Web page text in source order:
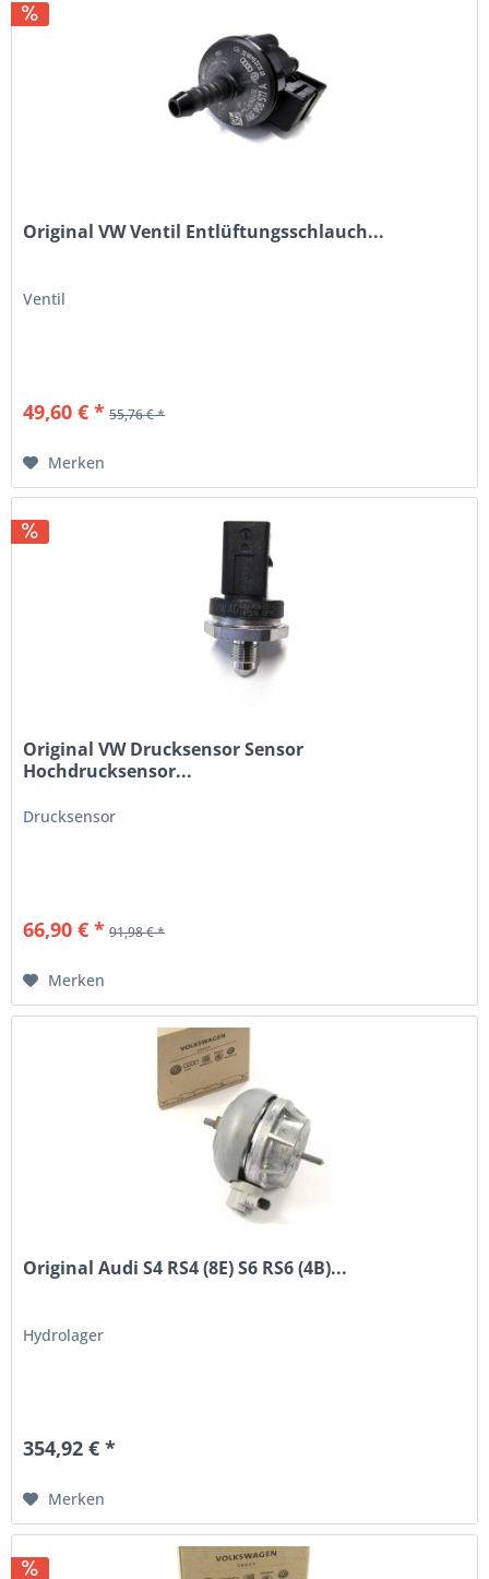
Original VW Ventil Entlüftungsschlauch...
Ventil
49,60 € * 55,76 € *
Merken
Original VW Drucksensor Sensor
Hochdrucksensor...
Drucksensor
66,90 € * 91,98 € *
Merken
Original Audi S4 RS4 (8E) S6 RS6 (4B)...
Hydrolager
354,92 € *
Merken